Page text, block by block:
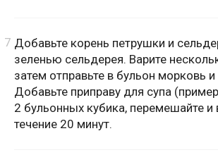
Добавьте корень петрушки и
зеленью сельдерея. Варите
затем отправьте в бульон морковь
Добавьте приправу для супа
2 бульонных кубика, перемешайте и
течение 20 минут.